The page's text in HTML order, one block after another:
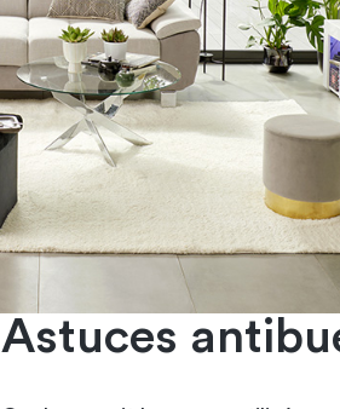
Astuces